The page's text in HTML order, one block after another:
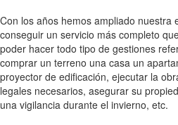
Con los años hemos ampliado nuestra
conseguir un servicio más completo
poder hacer todo tipo de gestiones
comprar un terreno una casa un
proyector de edificación, ejecutar la
legales necesarios, asegurar su
una vigilancia durante el invierno, etc.